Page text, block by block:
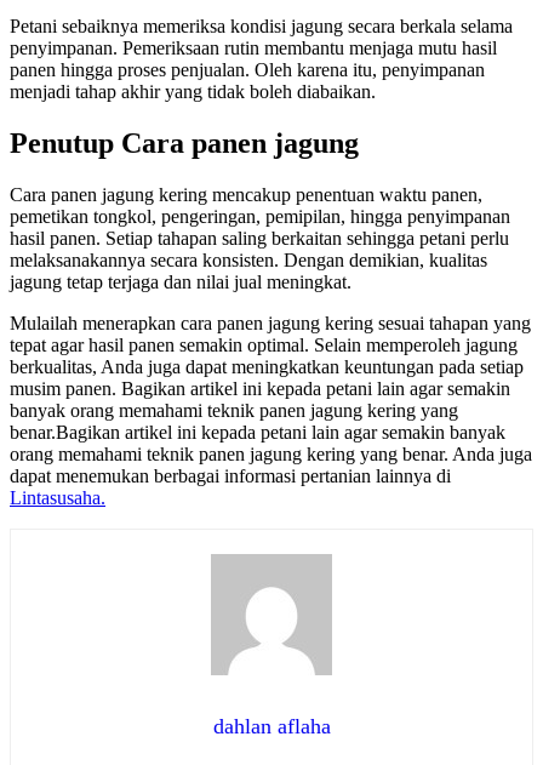
Petani sebaiknya memeriksa kondisi jagung secara berkala selama
penyimpanan. Pemeriksaan rutin membantu menjaga mutu hasil
panen hingga proses penjualan. Oleh karena itu, penyimpanan
menjadi tahap akhir yang tidak boleh diabaikan.
Penutup Cara panen jagung
Cara panen jagung kering mencakup penentuan waktu panen,
pemetikan tongkol, pengeringan, pemipilan, hingga penyimpanan
hasil panen. Setiap tahapan saling berkaitan sehingga petani perlu
melaksanakannya secara konsisten. Dengan demikian, kualitas
jagung tetap terjaga dan nilai jual meningkat.
Mulailah menerapkan cara panen jagung kering sesuai tahapan yang
tepat agar hasil panen semakin optimal. Selain memperoleh jagung
berkualitas, Anda juga dapat meningkatkan keuntungan pada setiap
musim panen. Bagikan artikel ini kepada petani lain agar semakin
banyak orang memahami teknik panen jagung kering yang
benar.Bagikan artikel ini kepada petani lain agar semakin banyak
orang memahami teknik panen jagung kering yang benar. Anda juga
dapat menemukan berbagai informasi pertanian lainnya di
Lintasusaha.
dahlan aflaha